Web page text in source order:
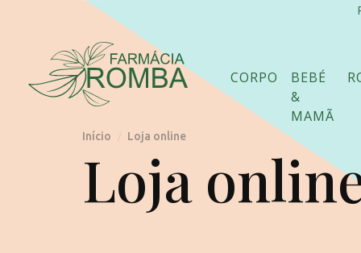
CORPO
BEBÉ
&
MAMÃ
Início / Loja online
Loja